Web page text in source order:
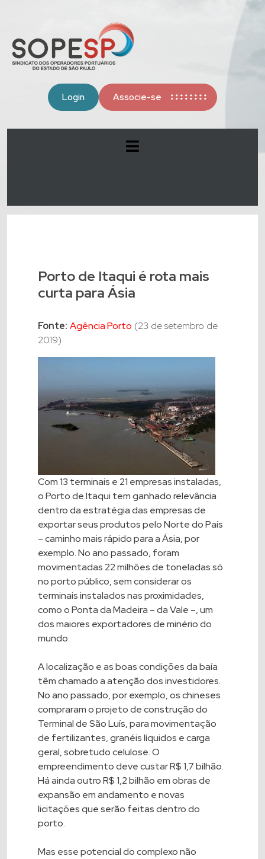
Login Associe-se
Porto de Itaqui é rota mais
curta para Ásia
Fonte: Agência Porto (23 de setembro de
2019)
Com 13 terminais e 21 empresas instaladas,
o Porto de Itaqui tem ganhado relevância
dentro da estratégia das empresas de
exportar seus produtos pelo Norte do País
– caminho mais rápido para a Ásia, por
exemplo. No ano passado, foram
movimentadas 22 milhões de toneladas só
no porto público, sem considerar os
terminais instalados nas proximidades,
como o Ponta da Madeira – da Vale –, um
dos maiores exportadores de minério do
mundo.
A localização e as boas condições da baía
têm chamado a atenção dos investidores.
No ano passado, por exemplo, os chineses
compraram o projeto de construção do
Terminal de São Luís, para movimentação
de fertilizantes, granéis líquidos e carga
geral, sobretudo celulose. O
empreendimento deve custar R$ 1,7 bilhão.
Há ainda outro R$ 1,2 bilhão em obras de
expansão em andamento e novas
licitações que serão feitas dentro do
porto.
Mas esse potencial do complexo não